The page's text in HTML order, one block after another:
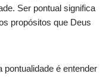
Ser pontual significa
propósitos que Deus
é entender